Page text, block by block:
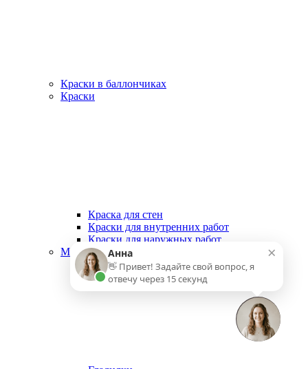
Краски в баллончиках
Краски
Краска для стен
Краски для внутренних работ
Краски для наружных работ
Малярный инструмент
×
Анна
👋 Привет! Задайте свой вопрос, я
отвечу через 15 секунд